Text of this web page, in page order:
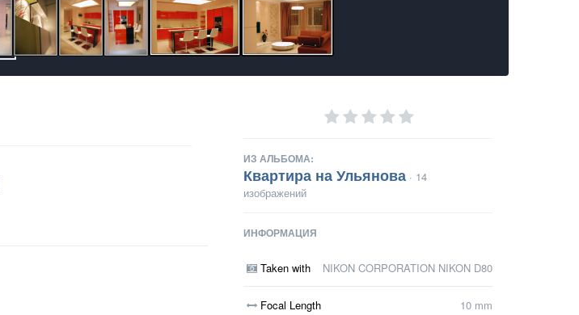
ИЗ АЛЬБОМА:
Квартира на Ульянова · 14
изображений
ИНФОРМАЦИЯ
Taken with NIKON CORPORATION NIKON D80
Focal Length 10 mm